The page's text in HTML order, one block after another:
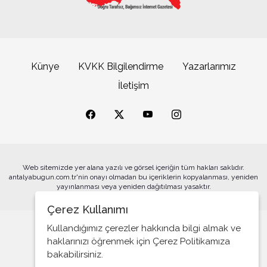
İşte yeni-özlenen CHP
CHP’de ne değişti?
Eğitim Sisteminde Sorunlar ve Çözüm Önerileri
Cumhuriyet’in 100. Yılı ve AB İlişkileri
Şehitler üzerinden siyaset!..
Belediye Başkanı'na Neden Oy Vermeliyim?
Büyükşehrin sahipsiz sokak kedilerine özel mobil
kısırlaştırma hizmeti
Künye KVKK Bilgilendirme
Yazarlarımız
İletişim
Web sitemizde yer alana yazılı ve görsel içeriğin tüm hakları saklıdır.
antalyabugun.com.tr'nin onayı olmadan bu içeriklerin kopyalanması, yeniden
yayınlanması veya yeniden dağıtılması yasaktır.
Çerez Kullanımı
Kullandığımız çerezler hakkında bilgi almak ve
haklarınızı öğrenmek için Çerez Politikamıza
bakabilirsiniz.